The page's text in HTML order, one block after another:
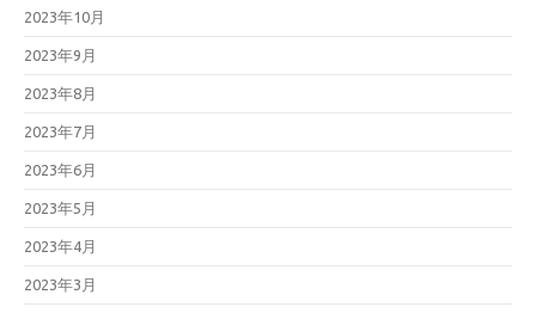
2023年10月
2023年9月
2023年8月
2023年7月
2023年6月
2023年5月
2023年4月
2023年3月